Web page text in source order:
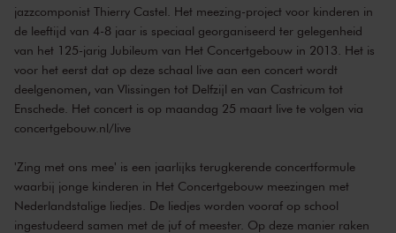
jazzcomponist Thierry Castel. Het meezing-project voor kinderen in
de leeftijd van 4-8 jaar is speciaal georganiseerd ter gelegenheid
van het 125-jarig Jubileum van Het Concertgebouw in 2013. Het is
voor het eerst dat op deze schaal live aan een concert wordt
deelgenomen, van Vlissingen tot Delfzijl en van Castricum tot
Enschede. Het concert is op maandag 25 maart live te volgen via
concertgebouw.nl/live
'Zing met ons mee' is een jaarlijks terugkerende concertformule
waarbij jonge kinderen in Het Concertgebouw meezingen met
Nederlandstalige liedjes. De liedjes worden vooraf op school
ingestudeerd samen met de juf of meester. Op deze manier raken